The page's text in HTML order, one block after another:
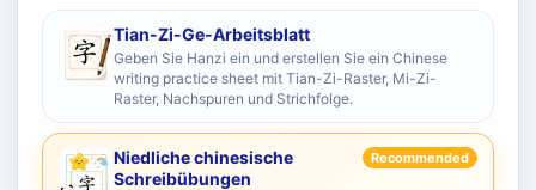
Tian-Zi-Ge-Arbeitsblatt
Geben Sie Hanzi ein und erstellen Sie ein Chinese
writing practice sheet mit Tian-Zi-Raster, Mi-Zi-
Raster, Nachspuren und Strichfolge.
Niedliche chinesische
Schreibübungen
Recommended